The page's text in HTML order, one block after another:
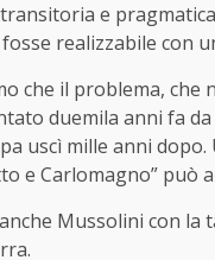
e
fosse realizzabile con
che il problema, che
duemila anni fa
uscì mille anni
e Carlomagno” può
Mussolini con la